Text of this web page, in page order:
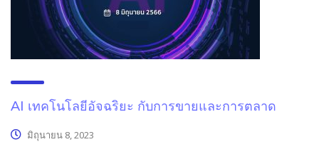
AI เทคโนโลยีอัจฉริยะ กับการขายและการตลาด
มิถุนายน 8, 2023